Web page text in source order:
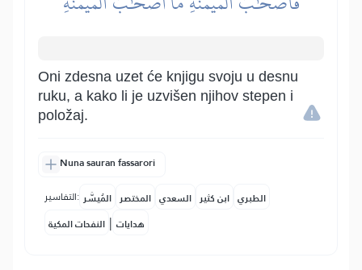
Oni zdesna uzet će knjigu svoju u desnu
ruku, a kako li je uzvišen njihov stepen i
položaj.
Nuna sauran fassarori
التفاسير: المُيسَّر المختصر السعدي ابن كثير الطبري
النفحات المكية | هدايات